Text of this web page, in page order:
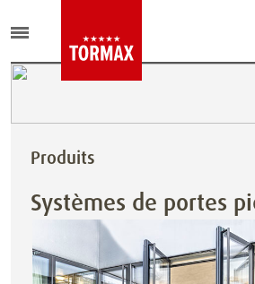
Produits
Systèmes de portes